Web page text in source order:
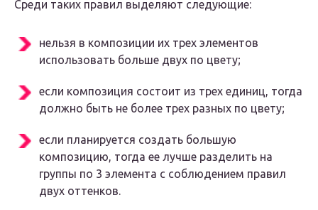
Среди таких правил выделяют следующие:
нельзя в композиции их трех элементов
использовать больше двух по цвету;
если композиция состоит из трех единиц, тогда
должно быть не более трех разных по цвету;
если планируется создать большую
композицию, тогда ее лучше разделить на
группы по 3 элемента с соблюдением правил
двух оттенков.